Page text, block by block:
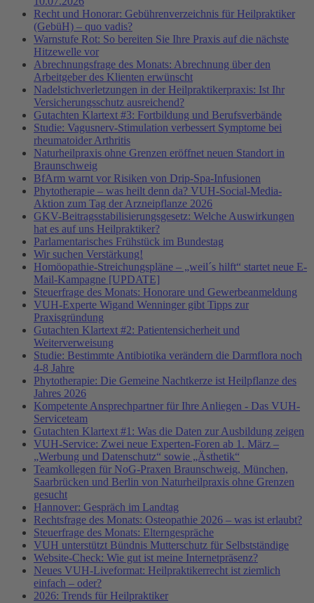
Recht und Honorar: Gebührenverzeichnis für Heilpraktiker
(GebüH) – quo vadis?
Warnstufe Rot: So bereiten Sie Ihre Praxis auf die nächste
Hitzewelle vor
Abrechnungsfrage des Monats: Abrechnung über den
Arbeitgeber des Klienten erwünscht
Nadelstichverletzungen in der Heilpraktikerpraxis: Ist Ihr
Versicherungsschutz ausreichend?
Gutachten Klartext #3: Fortbildung und Berufsverbände
Studie: Vagusnerv-Stimulation verbessert Symptome bei
rheumatoider Arthritis
Naturheilpraxis ohne Grenzen eröffnet neuen Standort in
Braunschweig
BfArm warnt vor Risiken von Drip-Spa-Infusionen
Phytotherapie – was heilt denn da? VUH-Social-Media-
Aktion zum Tag der Arzneipflanze 2026
GKV-Beitragsstabilisierungsgesetz: Welche Auswirkungen
hat es auf uns Heilpraktiker?
Parlamentarisches Frühstück im Bundestag
Wir suchen Verstärkung!
Homöopathie-Streichungspläne – „weil´s hilft“ startet neue E-
Mail-Kampagne [UPDATE]
Steuerfrage des Monats: Honorare und Gewerbeanmeldung
VUH-Experte Wigand Wenninger gibt Tipps zur
Praxisgründung
Gutachten Klartext #2: Patientensicherheit und
Weiterverweisung
Studie: Bestimmte Antibiotika verändern die Darmflora noch
4-8 Jahre
Phytotherapie: Die Gemeine Nachtkerze ist Heilpflanze des
Jahres 2026
Kompetente Ansprechpartner für Ihre Anliegen - Das VUH-
Serviceteam
Gutachten Klartext #1: Was die Daten zur Ausbildung zeigen
VUH-Service: Zwei neue Experten-Foren ab 1. März –
„Werbung und Datenschutz“ sowie „Ästhetik“
Teamkollegen für NoG-Praxen Braunschweig, München,
Saarbrücken und Berlin von Naturheilpraxis ohne Grenzen
gesucht
Hannover: Gespräch im Landtag
Rechtsfrage des Monats: Osteopathie 2026 – was ist erlaubt?
Steuerfrage des Monats: Elterngespräche
VUH unterstützt Bündnis Mutterschutz für Selbstständige
Website-Check: Wie gut ist meine Internetpräsenz?
Neues VUH-Liveformat: Heilpraktikerrecht ist ziemlich
einfach – oder?
2026: Trends für Heilpraktiker